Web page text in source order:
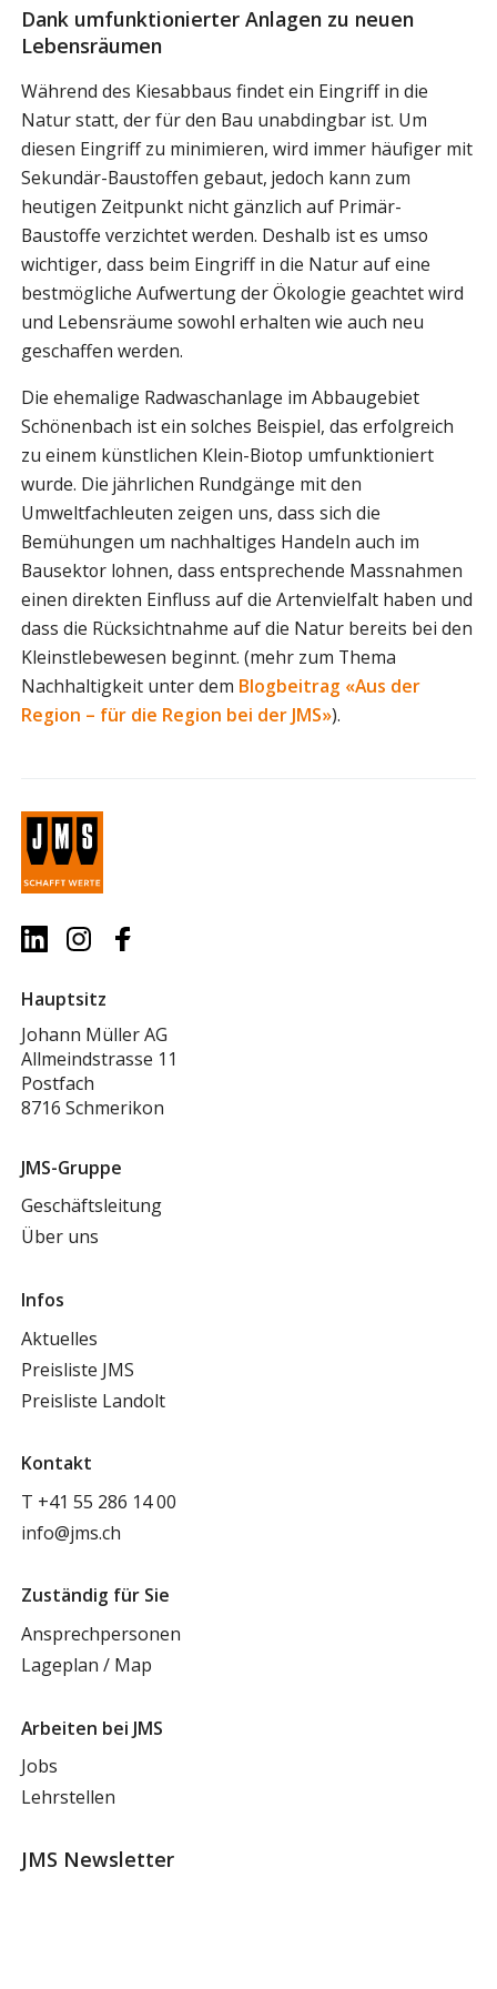
Dank umfunktionierter Anlagen zu neuen
Lebensräumen
Während des Kiesabbaus findet ein Eingriff in die
Natur statt, der für den Bau unabdingbar ist. Um
diesen Eingriff zu minimieren, wird immer häufiger mit
Sekundär-Baustoffen gebaut, jedoch kann zum
heutigen Zeitpunkt nicht gänzlich auf Primär-
Baustoffe verzichtet werden. Deshalb ist es umso
wichtiger, dass beim Eingriff in die Natur auf eine
bestmögliche Aufwertung der Ökologie geachtet wird
und Lebensräume sowohl erhalten wie auch neu
geschaffen werden.
Die ehemalige Radwaschanlage im Abbaugebiet
Schönenbach ist ein solches Beispiel, das erfolgreich
zu einem künstlichen Klein-Biotop umfunktioniert
wurde. Die jährlichen Rundgänge mit den
Umweltfachleuten zeigen uns, dass sich die
Bemühungen um nachhaltiges Handeln auch im
Bausektor lohnen, dass entsprechende Massnahmen
einen direkten Einfluss auf die Artenvielfalt haben und
dass die Rücksichtnahme auf die Natur bereits bei den
Kleinstlebewesen beginnt. (mehr zum Thema
Nachhaltigkeit unter dem Blogbeitrag «Aus der
Region – für die Region bei der JMS»).
Hauptsitz
Johann Müller AG
Allmeindstrasse 11
Postfach
8716 Schmerikon
JMS-Gruppe
Geschäftsleitung
Über uns
Infos
Aktuelles
Preisliste JMS
Preisliste Landolt
Kontakt
T +41 55 286 14 00
info@jms.ch
Zuständig für Sie
Ansprechpersonen
Lageplan / Map
Arbeiten bei JMS
Jobs
Lehrstellen
JMS Newsletter